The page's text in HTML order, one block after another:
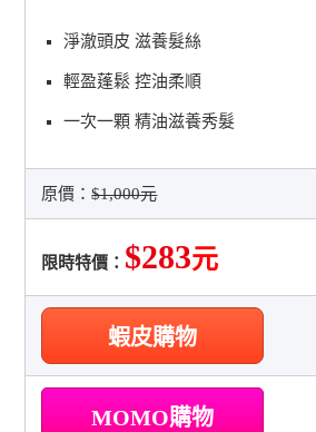
淨澈頭皮 滋養髮絲
輕盈蓬鬆 控油柔順
一次一顆 精油滋養秀髮
原價：$1,000元
限時特價： $283元
蝦皮購物
MOMO購物